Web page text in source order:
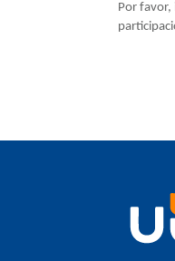
Por favor,